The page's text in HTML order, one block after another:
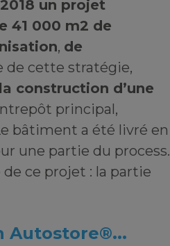
un projet
41 000 m2 de
, de
de cette stratégie,
construction d’une
principal,
bâtiment a été livré en
une partie du process.
ce projet : la partie
Autostore®...